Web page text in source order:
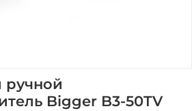
ручной
Bigger B3-50TV